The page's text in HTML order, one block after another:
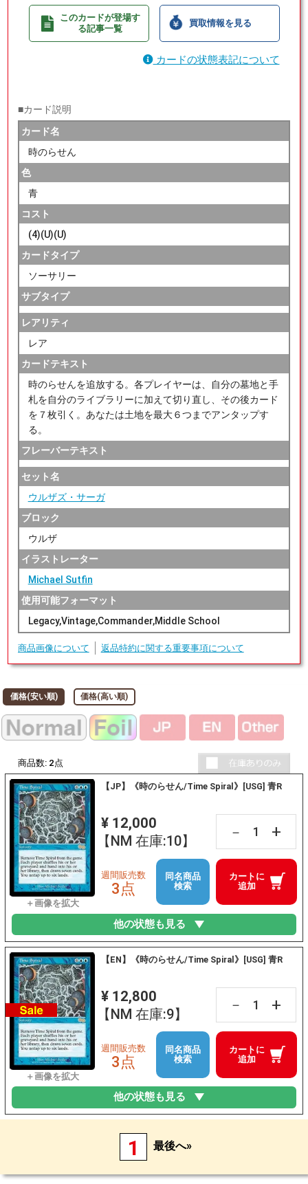
このカードが登場す
る記事一覧
買取情報を見る
カードの状態表記について
■カード説明
カード名
時のらせん
色
青
コスト
(4)(U)(U)
カードタイプ
ソーサリー
サブタイプ
レアリティ
レア
カードテキスト
時のらせんを追放する。各プレイヤーは、自分の墓地と手
札を自分のライブラリーに加えて切り直し、その後カード
を７枚引く。あなたは土地を最大６つまでアンタップす
る。
フレーバーテキスト
セット名
ウルザズ・サーガ
ブロック
ウルザ
イラストレーター
Michael Sutfin
使用可能フォーマット
Legacy,Vintage,Commander,Middle School
商品画像について 返品特約に関する重要事項について
価格(安い順) 価格(高い順)
商品数: 2 点
【JP】《時のらせん/Time Spiral》[USG] 青R
¥ 12,000
【NM 在庫:10】
－ +
カートに
追加
週間販売数
3点
同名商品
検索
他の状態も見る
【EN】《時のらせん/Time Spiral》[USG] 青R
¥ 12,800
【NM 在庫:9】
－ +
カートに
追加
週間販売数
3点
同名商品
検索
他の状態も見る
1 最後へ»